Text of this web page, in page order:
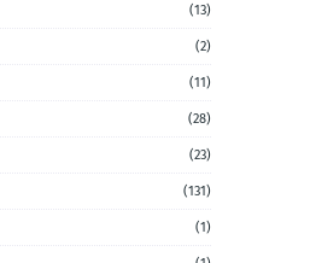
(13)
(2)
(11)
(28)
(23)
(131)
(1)